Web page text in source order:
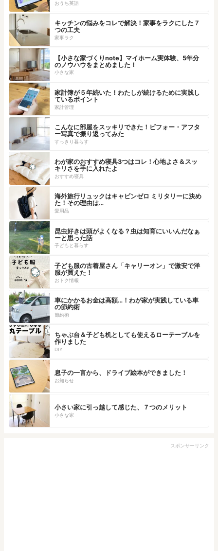
おうち英語
キッチンの悩みをコレで解決！家事をラクにした７
つの工夫
家事ラク
【小さな家づくりnote】マイホーム実体験、5年分
のノウハウをまとめました！
小さな家
家計簿が５年続いた！わたしが続けるために実践し
ているポイント
家計管理
こんなに部屋をスッキリできた！ビフォー・アフタ
ー写真で振り返ってみた
すっきり暮らす
わが家のおすすめ寝具3つはコレ！心地よさ＆スッ
キリさを手に入れたよ
おすすめ寝具
海外旅行リュックはキャビンゼロ ミリタリーに決め
た！その理由は…
愛用品
昆虫好きは頭がよくなる？虫は知育にいいんだなぁ
ーと思った話
子どもと暮らす
子ども服の古着屋さん「キャリーオン」で激安で洋
服が買えた！
おトク情報
車にかかるお金は高額…！わが家が実践している車
の節約術
節約術
ちゃぶ台＆子ども机としても使えるローテーブルを
作りました
DIY
息子の一言から、ドライブ絵本ができました！
お知らせ
小さい家に引っ越して感じた、７つのメリット
小さな家
スポンサーリンク